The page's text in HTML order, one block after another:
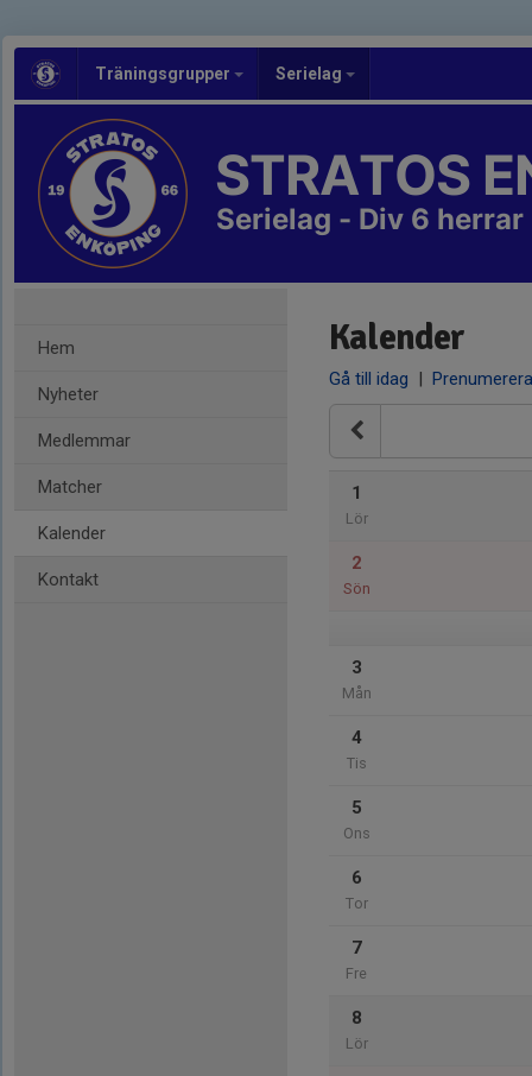
Träningsgrupper Serielag
STRATOS
Serielag - Div 6 herrar
Hem
Nyheter
Medlemmar
Matcher
Kalender
Kontakt
Kalender
Gå till idag | Prenumerera
1
Lör
2
Sön
3
Mån
4
Tis
5
Ons
6
Tor
7
Fre
8
Lör